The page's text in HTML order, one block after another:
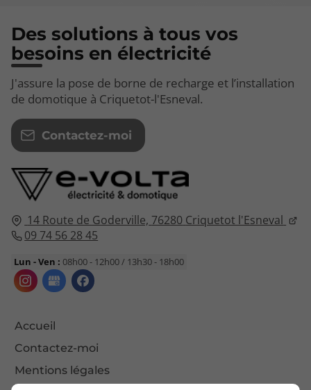
14 Route de Goderville, 76280 Criquetot l'Esneval
09 74 56 28 45
Lun - Ven : 08h00 - 12h00 / 13h30 - 18h00
Accueil
Contactez-moi
Mentions légales
Des solutions à tous vos
besoins en électricité
J'assure la pose de borne de recharge et l’installation
de domotique à Criquetot-l'Esneval.
Contactez-moi